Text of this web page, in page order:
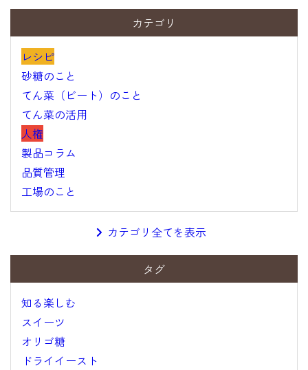
カテゴリ
レシピ
砂糖のこと
てん菜（ビート）のこと
てん菜の活用
人権
製品コラム
品質管理
工場のこと
カテゴリ全てを表示
タグ
知る楽しむ
スイーツ
オリゴ糖
ドライイースト